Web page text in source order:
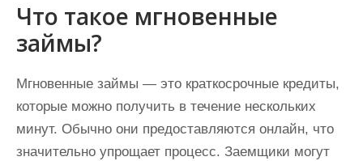
Что такое мгновенные
займы?
Мгновенные займы — это краткосрочные кредиты,
которые можно получить в течение нескольких
минут. Обычно они предоставляются онлайн, что
значительно упрощает процесс. Заемщики могут